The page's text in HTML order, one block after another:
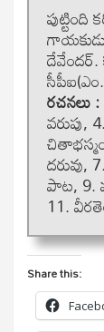
రచనలు :
వరుపు,
పాట, 9.
11.
Share this: